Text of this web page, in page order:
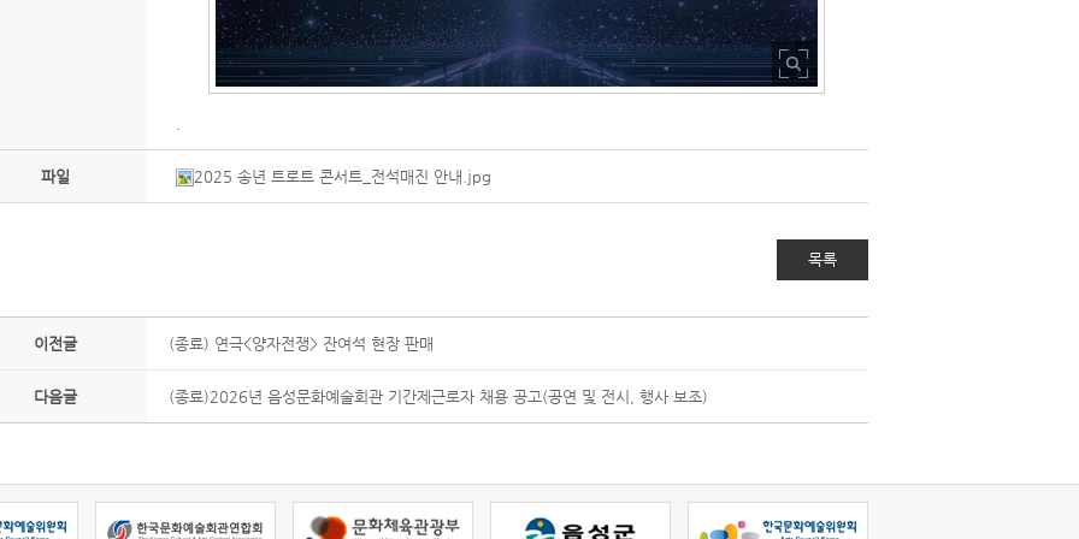
파일 2025 송년 트로트 콘서트_전석매진 안내.jpg
목록
이전글 (종료) 연극<양자전쟁> 잔여석 현장 판매
다음글 (종료)2026년 음성문화예술회관 기간제근로자 채용 공고(공연 및 전시, 행사 보조)